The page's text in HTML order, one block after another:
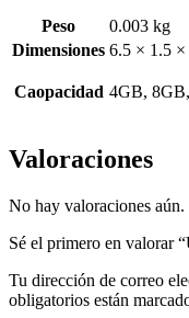
Peso
0.003 kg
Dimensiones 6.5 × 1.5 ×
Caopacidad 4GB,
Valoraciones
No hay valoraciones aún.
Sé el primero en valorar
Tu dirección de correo
obligatorios están